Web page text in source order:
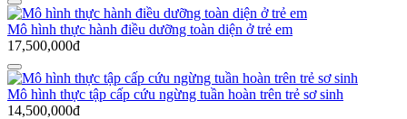
Mô hình thực hành điều dưỡng toàn diện ở trẻ em
17,500,000đ
Mô hình thực tập cấp cứu ngừng tuần hoàn trên trẻ sơ sinh
14,500,000đ